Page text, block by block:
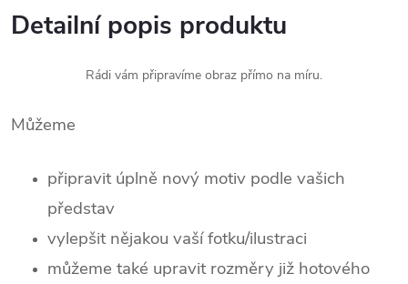
Detailní popis produktu
Rádi vám připravíme obraz přímo na míru.
Můžeme
připravit úplně nový motiv podle vašich
představ
vylepšit nějakou vaší fotku/ilustraci
můžeme také upravit rozměry již hotového